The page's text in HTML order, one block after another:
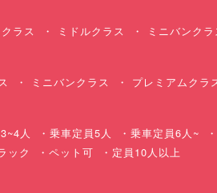
ラス ミドルクラス ミニバンクラ
ミニバンクラス プレミアムクラ
人 乗車定員5人 乗車定員6人~
ック ペット可 定員10人以上